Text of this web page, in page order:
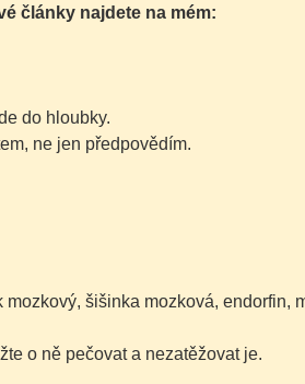
články najdete na mém:
do hloubky.
ne jen předpovědím.
šišinka mozková, endorfin,
o ně pečovat a nezatěžovat je.